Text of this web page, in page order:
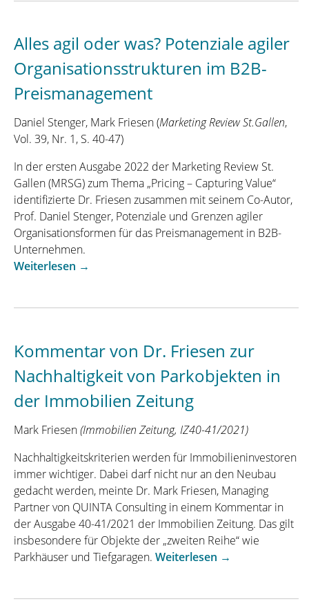
Interview
Dr.
Friesen
über
Preispsychologie
im
Magazin
der
METRO
AG“
Alles agil oder was? Potenziale agiler
Organisationsstrukturen im B2B-
Preismanagement
Daniel Stenger, Mark Friesen (Marketing Review St.Gallen,
Vol. 39, Nr. 1, S. 40-47)
In der ersten Ausgabe 2022 der Marketing Review St.
Gallen (MRSG) zum Thema „Pricing – Capturing Value“
identifizierte Dr. Friesen zusammen mit seinem Co-Autor,
Prof. Daniel Stenger, Potenziale und Grenzen agiler
Organisationsformen für das Preismanagement in B2B-
Unternehmen.
Weiterlesen „Alles
agiler
im
B2B-
→
Kommentar von Dr. Friesen zur
Nachhaltigkeit von Parkobjekten in
der Immobilien Zeitung
Mark Friesen(Immobilien Zeitung, IZ40-41/2021)
Nachhaltigkeitskriterien werden für Immobilieninvestoren
immer wichtiger. Dabei darf nicht nur an den Neubau
gedacht werden, meinte Dr. Mark Friesen, Managing
Partner von QUINTA Consulting in einem Kommentar in
der Ausgabe 40-41/2021 der Immobilien Zeitung. Das gilt
insbesondere für Objekte der „zweiten Reihe“ wie
Parkhäuser und Tiefgaragen. Weiterlesen „Kommentar
→